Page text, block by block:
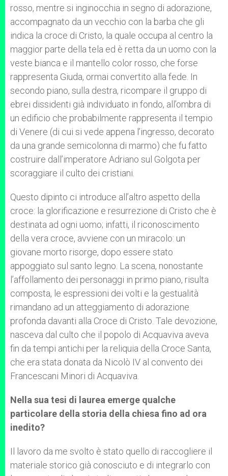
rosso, mentre si inginocchia in segno di adorazione,
accompagnato da un vecchio con la barba che gli
indica la croce di Cristo, la quale occupa al centro la
maggior parte della tela ed è retta da un uomo con la
veste bianca e il mantello color rosso, che forse
rappresenta Giuda, ormai convertito alla fede. In
secondo piano, sulla destra, ricompare il gruppo di
ebrei dissidenti già individuato in fondo, all’ombra di
un edificio che probabilmente rappresenta il tempio
di Venere (di cui si vede appena l’ingresso, decorato
da una grande semicolonna di marmo) che fu fatto
costruire dall’imperatore Adriano sul Golgota per
scoraggiare il culto dei cristiani.
Questo dipinto ci introduce all’altro aspetto della
croce: la glorificazione e resurrezione di Cristo che è
destinata ad ogni uomo; infatti, il riconoscimento
della vera croce, avviene con un miracolo: un
giovane morto risorge, dopo essere stato
appoggiato sul santo legno. La scena, nonostante
l’affollamento dei personaggi in primo piano, risulta
composta, le espressioni dei volti e la gestualità
rimandano ad un atteggiamento di adorazione
profonda davanti alla Croce di Cristo. Tale devozione,
nasceva dal culto che il popolo di Acquaviva aveva
fin da tempi antichi per la reliquia della Croce Santa,
che era stata donata da Nicolò IV al convento dei
Francescani Minori di Acquaviva.
Nella sua tesi di laurea emerge qualche
particolare della storia della chiesa fino ad ora
inedito?
Il lavoro da me svolto è stato quello di raccogliere il
materiale storico già conosciuto e di integrarlo con